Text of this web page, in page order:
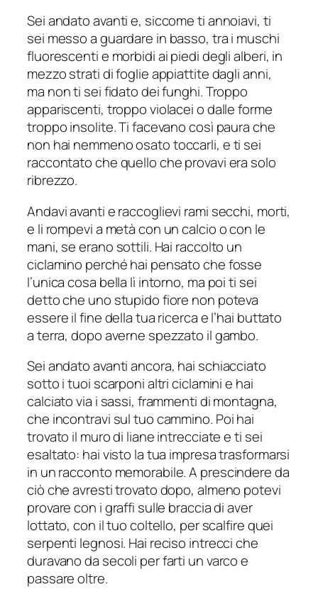
Sei andato avanti e, siccome ti annoiavi, ti
sei messo a guardare in basso, tra i muschi
fluorescenti e morbidi ai piedi degli alberi, in
mezzo strati di foglie appiattite dagli anni,
ma non ti sei fidato dei funghi. Troppo
appariscenti, troppo violacei o dalle forme
troppo insolite. Ti facevano così paura che
non hai nemmeno osato toccarli, e ti sei
raccontato che quello che provavi era solo
ribrezzo.
Andavi avanti e raccoglievi rami secchi, morti,
e li rompevi a metà con un calcio o con le
mani, se erano sottili. Hai raccolto un
ciclamino perché hai pensato che fosse
l’unica cosa bella lì intorno, ma poi ti sei
detto che uno stupido fiore non poteva
essere il fine della tua ricerca e l’hai buttato
a terra, dopo averne spezzato il gambo.
Sei andato avanti ancora, hai schiacciato
sotto i tuoi scarponi altri ciclamini e hai
calciato via i sassi, frammenti di montagna,
che incontravi sul tuo cammino. Poi hai
trovato il muro di liane intrecciate e ti sei
esaltato: hai visto la tua impresa trasformarsi
in un racconto memorabile. A prescindere da
ciò che avresti trovato dopo, almeno potevi
provare con i graffi sulle braccia di aver
lottato, con il tuo coltello, per scalfire quei
serpenti legnosi. Hai reciso intrecci che
duravano da secoli per farti un varco e
passare oltre.